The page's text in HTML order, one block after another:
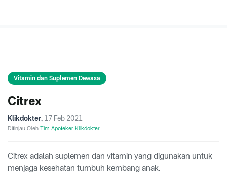
Vitamin dan Suplemen Dewasa
Citrex
Klikdokter, 17 Feb 2021
Ditinjau Oleh Tim Apoteker Klikdokter
Citrex adalah suplemen dan vitamin yang digunakan untuk
menjaga kesehatan tumbuh kembang anak.